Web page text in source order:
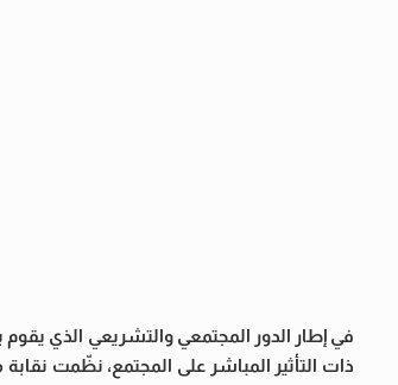
في إطار الدور المجتمعي والتشريعي الذي
ذات التأثير المباشر على المجتمع، نظّمت